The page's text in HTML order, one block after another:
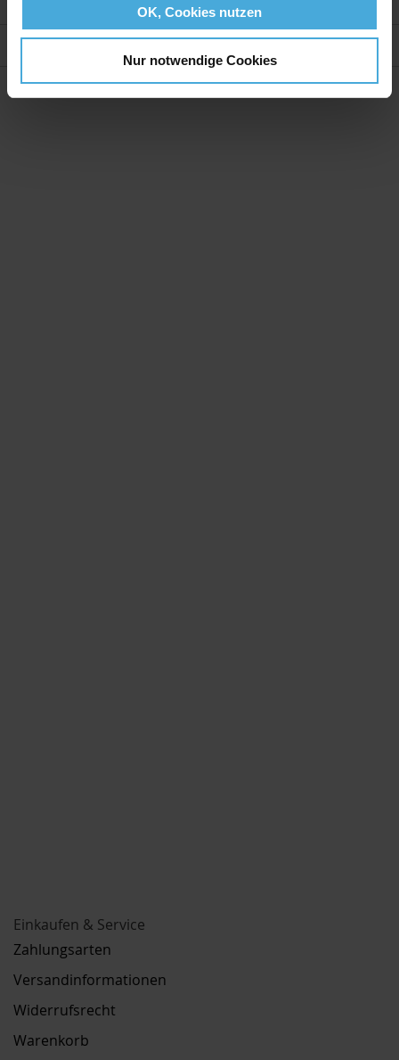
OK, Cookies nutzen
Nur notwendige Cookies
Weitere Informationen
Bewertungen
Einkaufen & Service
Zahlungsarten
Versandinformationen
Widerrufsrecht
Warenkorb